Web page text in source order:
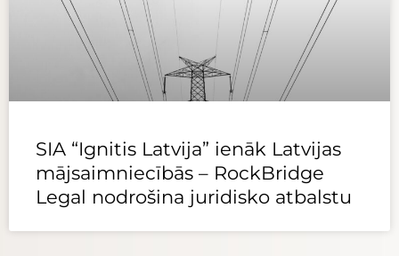
SIA “Ignitis Latvija” ienāk Latvijas
mājsaimniecībās – RockBridge
Legal nodrošina juridisko atbalstu